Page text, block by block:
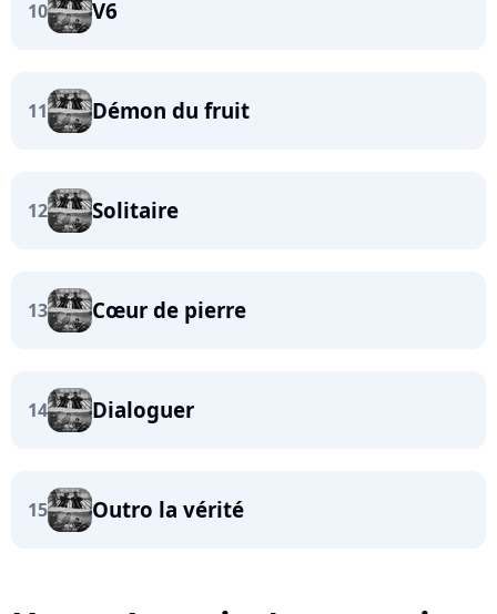
10 V6
11 Démon du fruit
12 Solitaire
13 Cœur de pierre
14 Dialoguer
15 Outro la vérité